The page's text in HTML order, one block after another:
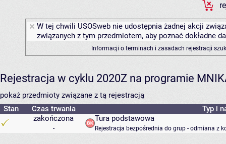
W tej chwili USOSweb nie udostępnia żadnej akcji
związanych z tym przedmiotem, aby poznać dokładne
Informacji o terminach i zasadach rejestracji
Rejestracja w cyklu 2020Z na programie
pokaż przedmioty związane z tą rejestracją
Stan
Czas trwania
Typ i
zakończona
-
Tura podstawowa
Rejestracja bezpośrednia do grup - odmiana z